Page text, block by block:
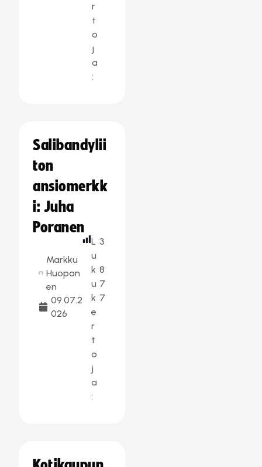
r
t
o
j
a
:
Salibandylii
ton
ansiomerkk
i: Juha
Poranen
Markku
Huopon
en
09.07.2
026
L
u
k
u
k
e
r
t
o
j
a
:
3
8
7
7